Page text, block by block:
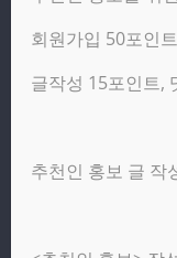
온라인 방문자:1
오늘의 조회수:3,088
광고 제휴 홍보 일반
회원가입 50포인트
글작성 15포인트,
추천인 홍보 글 작